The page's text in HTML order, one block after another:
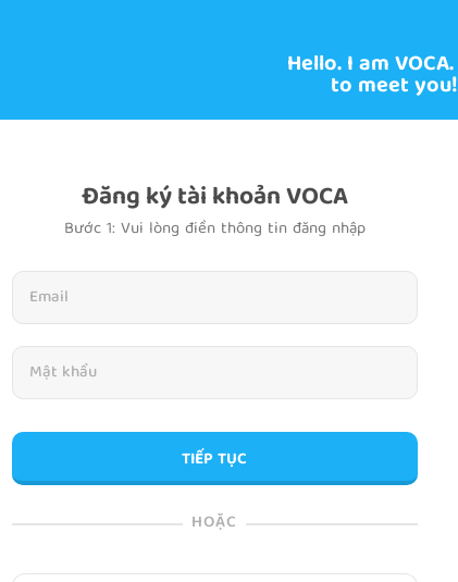
Hello. I am
to meet you!
Đăng ký tài khoản VOCA
Bước 1: Vui lòng điền thông tin đăng nhập
TIẾP TỤC
HOẶC